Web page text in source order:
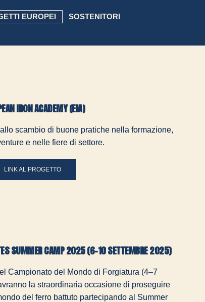
EUROPEI
SOSTENITORI
IRON ACADEMY (EIA)
scambio di buone pratiche nella formazione,
e nelle fiere di settore.
LINK AL PROGETTO
SUMMER CAMP 2025 (6-10 SETTEMBRE 2025)
Campionato del Mondo di Forgiatura (4–7
la straordinaria occasione di proseguire
del ferro battuto partecipando al Summer